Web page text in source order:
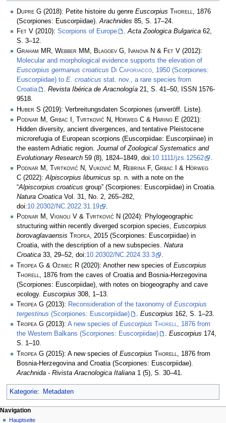
Dupre G (2018): Petite histoire du genre Euscorpius Thorell, 1876
(Scorpiones: Euscorpiidae).Arachnides 85, S. 17–24.
Fet V (2010): Scorpions of Europe .Acta Zoologica Bulgarica 62,
S. 3–12.
Graham MR, Webber MM, Blagoev G, Ivanova N & Fet V (2012):
Molecular and morphological evidence supports the elevation of
Euscorpius germanus croaticus Di Caporiacco, 1950 (Scorpiones:
Euscorpiidae) to E. croaticus stat. nov., a rare species from
Croatia
. Revista Ibérica de Aracnología 21, S. 41–50, ISSN 1576-
9518.
Huber S (2019): Verbreitungsdaten Scorpiones (unveröff. Liste).
Podnar M, Grbac I, Tvrtković N, Hörweg C & Haring E (2021):
Hidden diversity, ancient divergences, and tentative Pleistocene
microrefugia of European scorpions (Euscorpiidae: Euscorpiinae) in
the eastern Adriatic region. Journal of Zoological Systematics and
Evolutionary Research 59 (8), 1824–1849, doi:10.1111/jzs.12562
.
Podnar M, Tvrtković N, Vuković M, Rebrina F, Grbac I & Hörweg
C (2022):Alpiscorpius liburnicus sp. n. with a note on the
“Alpiscorpius croaticus group” (Scorpiones: Euscorpiidae) in Croatia.
Natura Croatica Vol. 31, No. 2, 265–282,
doi:10.20302/NC.2022.31.19
.
Podnar M, Vignoli V & Tvrtković N (2024): Phylogeographic
structuring within recently diverged scorpion species, Euscorpius
borovaglavaensis
Tropea, 2015 (Scorpiones: Euscorpiidae) in
Croatia, with the description of a new subspecies. Natura
Croatica 33, 29–52, doi:10.20302/NC.2024.33.3
.
Tropea G & Ozimec R (2020): Another new species of Euscorpius
Thorell
, 1876 from the caves of Croatia and Bosnia-Herzegovina
(Scorpiones: Euscorpiidae), with notes on biogeography and cave
ecology. Euscorpius 308, 1–13.
Tropea G (2013): Reconsideration of the taxonomy of Euscorpius
tergestinus (Scorpiones: Euscorpiidae) . Euscorpius 162, S. 1–23.
Tropea G (2013): A new species of Euscorpius Thorell, 1876 from
the Western Balkans (Scorpiones: Euscorpiidae)
. Euscorpius 174,
S. 1–10.
Tropea G (2015): A new species of Euscorpius Thorell
, 1876 from
Bosnia-Herzegovina and Croatia (Scorpiones: Euscorpiidae).
Arachnida - Rivista Aracnologica Italiana 1 (5), S. 30–41.
Kategorie: Metadaten
Navigation
Hauptseite